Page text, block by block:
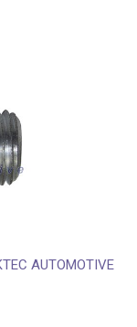
AUTOMOTIVE